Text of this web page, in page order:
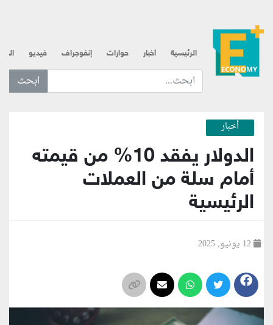
الرئيسية أخبار حوارات إنفوجراف فيديو
ابحث عن... :
أخبار
الدولار يفقد 10% من قيمته
أمام سلة من العملات
الرئيسية